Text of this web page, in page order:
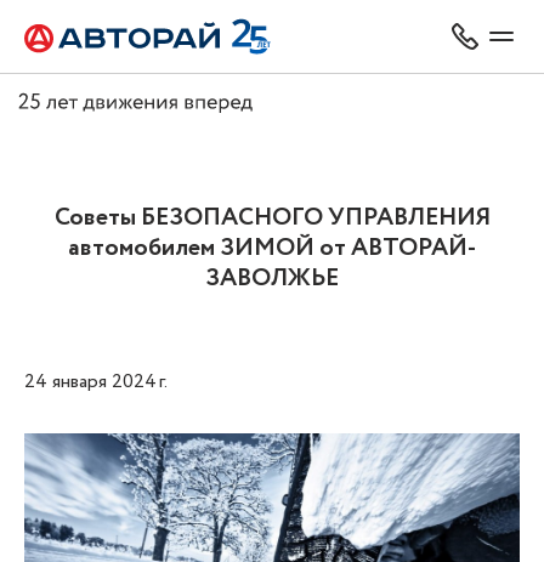
Советы БЕЗОПАСНОГО УПРАВЛЕНИЯ
автомобилем ЗИМОЙ от АВТОРАЙ-
ЗАВОЛЖЬЕ
24 января 2024 г.